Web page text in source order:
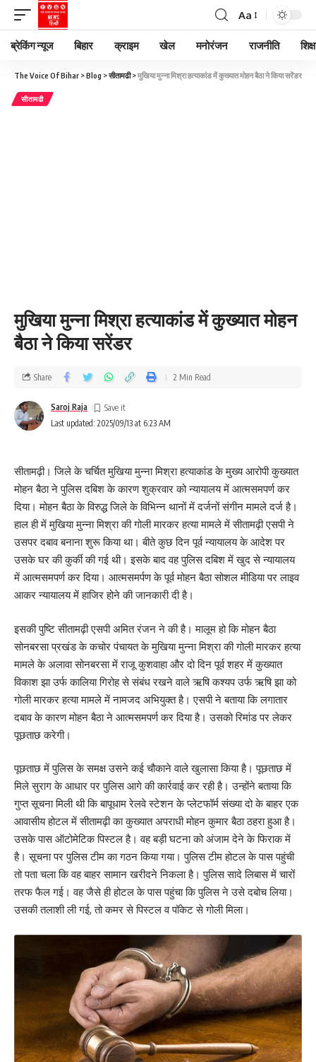
Aa
ब्रेकिंग न्यूज बिहार क्राइम खेल मनोरंजन राजनीति
The Voice Of Bihar >Blog >सीतामढी>मुखिया मुन्ना मिश्रा हत्याकांड में कुख्यात मोहन बैठा ने किया सरेंडर
सीतामढी
मुखिया मुन्ना मिश्रा हत्याकांड में कुख्यात मोहन
बैठा ने किया सरेंडर
Last updated: 2025/09/13 at 6:23 AM
Saroj Raja
Share 2 Min Read
सीतामढ़ी। जिले के चर्चित मुखिया मुन्ना मिश्रा हत्याकांड के मुख्य आरोपी कुख्यात
मोहन बैठा ने पुलिस दबिश के कारण शुक्रवार को न्यायालय में आत्मसमपर्ण कर
दिया। मोहन बैठा के विरुद्ध जिले के विभिन्न थानों में दर्जनों संगीन मामले दर्ज है।
हाल ही में मुखिया मुन्ना मिश्रा की गोली मारकर हत्या मामले में सीतामढ़ी एसपी ने
उसपर दबाव बनाना शुरू किया था। बीते कुछ दिन पूर्व न्यायालय के आदेश पर
उसके घर की कुर्की की गई थी। इसके बाद वह पुलिस दबिश में खुद से न्यायालय
में आत्मसमपर्ण कर दिया। आत्मसमर्पण के पूर्व मोहन बैठा सोशल मीडिया पर लाइव
आकर न्यायालय में हाजिर होने की जानकारी दी है।
इसकी पुष्टि सीतामढ़ी एसपी अमित रंजन ने की है। मालूम हो कि मोहन बैठा
सोनबरसा प्रखंड के कचोर पंचायत के मुखिया मुन्ना मिश्रा की गोली मारकर हत्या
मामले के अलावा सोनबरसा में राजू कुशवाहा और दो दिन पूर्व शहर में कुख्यात
विकाश झा उर्फ कालिया गिरोह से संबंध रखने वाले ऋषि कश्यप उर्फ ऋषि झा को
गोली मारकर हत्या मामले में नामजद अभियुक्त है। एसपी ने बताया कि लगातार
दबाव के कारण मोहन बैठा ने आत्मसमपर्ण कर दिया है। उसको रिमांड पर लेकर
पूछताछ करेगी।
पूछताछ में पुलिस के समक्ष उसने कई चौकाने वाले खुलासा किया है। पूछताछ में
मिले सुराग के आधार पर पुलिस आगे की कार्रवाई कर रही है। उन्होंने बताया कि
गुप्त सूचना मिली थी कि बापूधाम रेलवे स्टेशन के प्लेटफॉर्म संख्या दो के बाहर एक
आवासीय होटल में सीतामढ़ी का कुख्यात अपराधी मोहन कुमार बैठा ठहरा हुआ है।
उसके पास ऑटोमेटिक पिस्टल है। वह बड़ी घटना को अंजाम देने के फिराक में
है। सूचना पर पुलिस टीम का गठन किया गया। पुलिस टीम होटल के पास पहुंची
तो पता चला कि वह बाहर सामान खरीदने निकला है। पुलिस सादे लिबास में चारों
तरफ फैल गई। वह जैसे ही होटल के पास पहुंचा कि पुलिस ने उसे दबोच लिया।
उसकी तलाशी ली गई, तो कमर से पिस्टल व पॉकेट से गोली मिला।